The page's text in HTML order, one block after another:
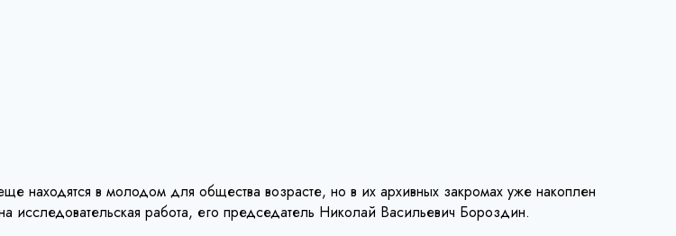
находятся в молодом для общества возрасте, но в их архивных закромах уже накоплен
исследовательская работа, его председатель Николай Васильевич Бороздин.